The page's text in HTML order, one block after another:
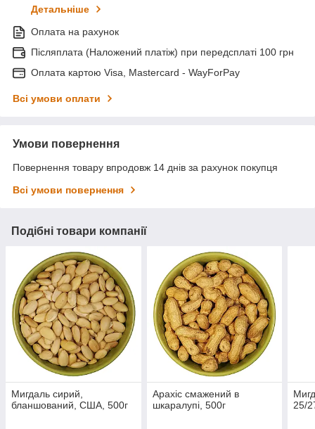
Детальніше
Оплата на рахунок
Післяплата (Наложений платіж) при передсплаті 100 грн
Оплата картою Visa, Mastercard - WayForPay
Всі умови оплати
Умови повернення
Повернення товару впродовж 14 днів за рахунок покупця
Всі умови повернення
Подібні товари компанії
Мигдаль сирий,
бланшований, США, 500г
Арахіс смажений в
шкаралупі, 500г
25/